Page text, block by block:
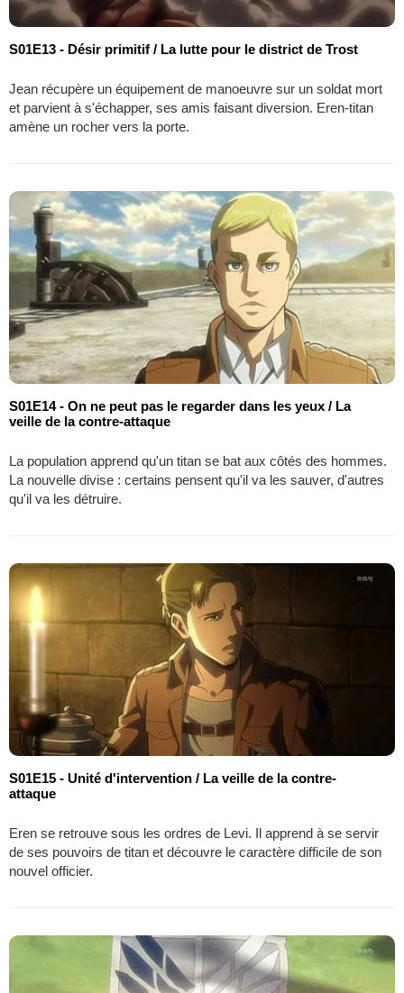
S01E13 - Désir primitif / La lutte pour le district de Trost
Jean récupère un équipement de manoeuvre sur un soldat mort
et parvient à s'échapper, ses amis faisant diversion. Eren-titan
amène un rocher vers la porte.
S01E14 - On ne peut pas le regarder dans les yeux / La
veille de la contre-attaque
La population apprend qu'un titan se bat aux côtés des hommes.
La nouvelle divise : certains pensent qu'il va les sauver, d'autres
qu'il va les détruire.
S01E15 - Unité d'intervention / La veille de la contre-
attaque
Eren se retrouve sous les ordres de Levi. Il apprend à se servir
de ses pouvoirs de titan et découvre le caractère difficile de son
nouvel officier.